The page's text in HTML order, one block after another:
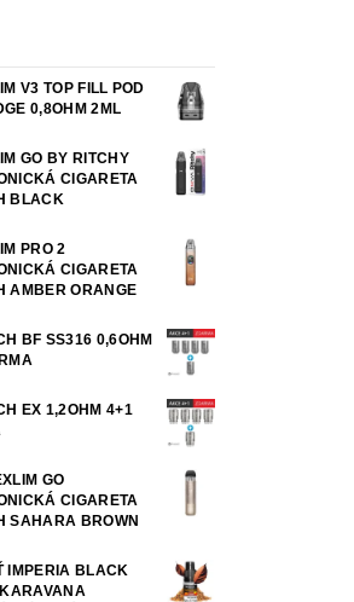
V3 TOP FILL POD
0,8OHM 2ML
GO BY RITCHY
CIGARETA
BLACK
PRO 2
CIGARETA
AMBER ORANGE
BF SS316 0,6OHM
EX 1,2OHM 4+1
GO
CIGARETA
SAHARA BROWN
IMPERIA BLACK